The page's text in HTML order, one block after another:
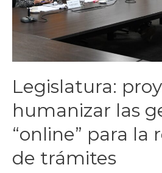
Legislatura:
humanizar las
“online” para la
de trámites